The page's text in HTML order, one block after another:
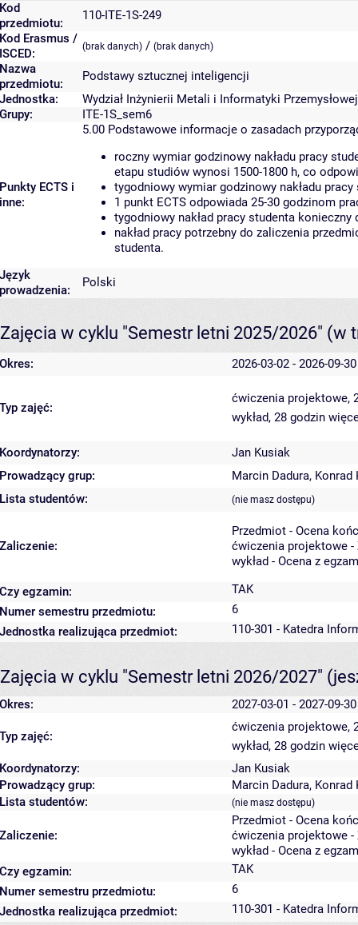
Kod
przedmiotu:
110-ITE-1S-249
Kod Erasmus /
ISCED:
(brak danych) / (brak danych)
Nazwa
przedmiotu:
Podstawy sztucznej inteligencji
Jednostka:
Wydział Inżynierii Metali i Informatyki Przemysłowej
Grupy:
ITE-1S_sem6
Punkty ECTS i
inne:
5.00 Podstawowe informacje o zasadach
roczny wymiar godzinowy nakładu pracy
etapu studiów wynosi 1500-1800 h, co
tygodniowy wymiar godzinowy nakładu
1 punkt ECTS odpowiada 25-30 godzinom
tygodniowy nakład pracy studenta
nakład pracy potrzebny do zaliczenia
studenta.
Język
prowadzenia:
Polski
Zajęcia w cyklu "Semestr letni 2025/2026" (w
Okres: 2026-03-02 - 2026-09-30
Typ zajęć:
ćwiczenia projektowe,
wykład, 28 godzin
Koordynatorzy:
Jan Kusiak
Prowadzący grup:
Marcin Dadura, Konrad
Lista studentów:
(nie masz dostępu)
Zaliczenie:
Przedmiot - Ocena
ćwiczenia projektowe -
wykład - Ocena z
Czy egzamin:
TAK
Numer semestru przedmiotu:
6
Jednostka realizująca przedmiot:
110-301 - Katedra
Zajęcia w cyklu "Semestr letni 2026/2027"
Okres: 2027-03-01 - 2027-09-30
Typ zajęć:
ćwiczenia projektowe,
wykład, 28 godzin
Koordynatorzy:
Jan Kusiak
Prowadzący grup:
Marcin Dadura, Konrad
Lista studentów:
(nie masz dostępu)
Zaliczenie:
Przedmiot - Ocena
ćwiczenia projektowe -
wykład - Ocena z
Czy egzamin:
TAK
Numer semestru przedmiotu:
6
Jednostka realizująca przedmiot:
110-301 - Katedra